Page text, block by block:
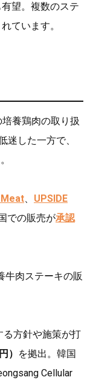
望。複数のステ
ています。
培養鶏肉の取り扱
した一方で、
Meat、 UPSIDE
での販売が承認
牛肉ステーキの販
る方針や施策が打
） を拠出。韓国
Cellular